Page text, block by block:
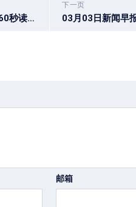
下一页
02月07日新闻早报，每天60秒读懂全世界！
邮箱